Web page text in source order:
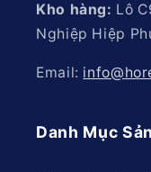
Kho hàng: Lô
Nghiệp Hiệp
Email:
Danh Mục